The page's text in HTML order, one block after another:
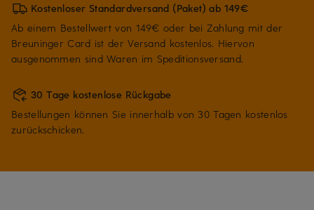
Kostenloser Standardversand (Paket) ab 149€
Ab einem Bestellwert von 149€ oder bei Zahlung mit der
Breuninger Card ist der Versand kostenlos. Hiervon
ausgenommen sind Waren im Speditionsversand.
30 Tage kostenlose Rückgabe
Bestellungen können Sie innerhalb von 30 Tagen kostenlos
zurückschicken.